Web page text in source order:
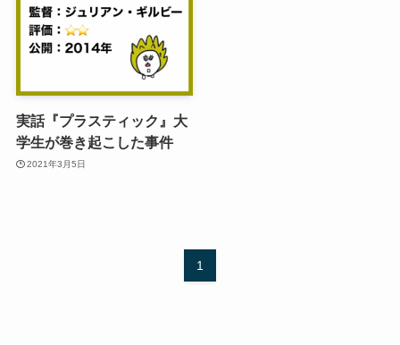
実話『プラスティック』大
学生が巻き起こした事件
2021年3月5日
1